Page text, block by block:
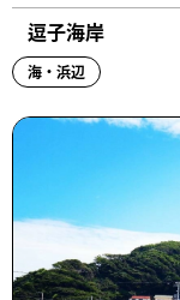
逗子海岸
海・浜辺